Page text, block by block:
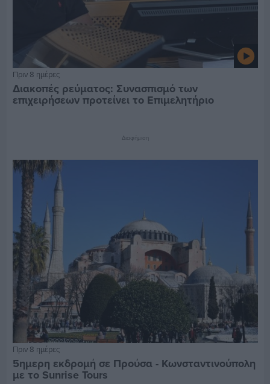
Πριν 8 ημέρες
Διακοπές ρεύματος: Συνασπισμό των
επιχειρήσεων προτείνει το Επιμελητήριο
Διαφήμιση
Πριν 8 ημέρες
5ημερη εκδρομή σε Προύσα - Κωνσταντινούπολη
με το Sunrise Tours